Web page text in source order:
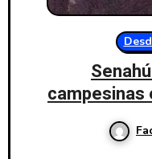
campesinas
jurídica